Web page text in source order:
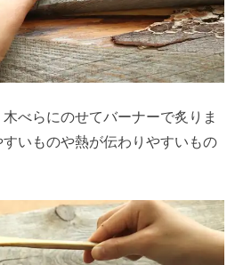
べらにのせてバーナーで炙りま
いものや熱が伝わりやすいもの